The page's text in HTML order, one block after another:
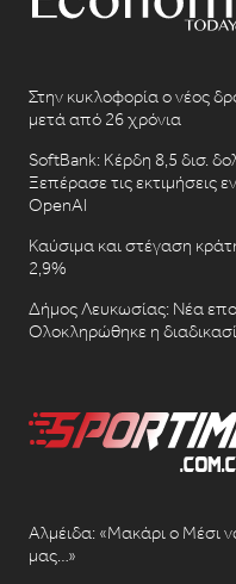
Στην κυκλοφορία ο νέος
μετά από 26 χρόνια
SoftBank: Κέρδη 8,5 δισ.
Ξεπέρασε τις εκτιμήσεις
OpenAI
Καύσιμα και στέγαση
2,9%
Δήμος Λευκωσίας: Νέα
Ολοκληρώθηκε η
Αλμέιδα: «Μακάρι ο Μέσι
μας…»